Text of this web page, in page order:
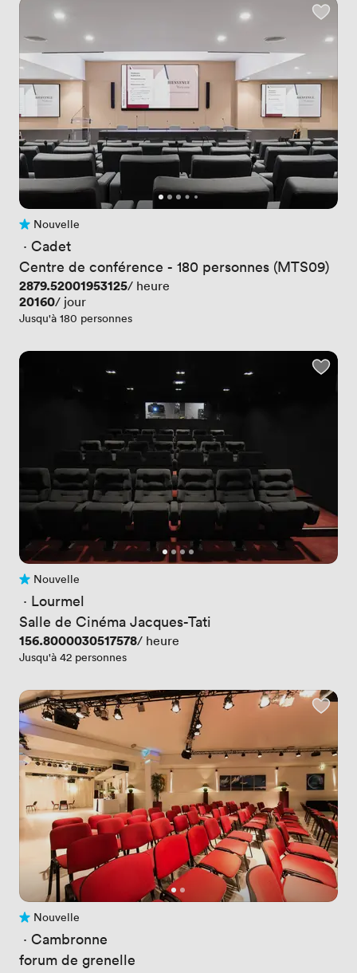
Pas encore d'avis
Nouvelle
· Cadet
Centre de conférence - 180 personnes (MTS09)
Prix
2879.52001953125/ heure
Prix
20160/ jour
Jusqu'à 180 personnes
Pas encore d'avis
Nouvelle
· Lourmel
Salle de Cinéma Jacques-Tati
Prix
156.8000030517578/ heure
Jusqu'à 42 personnes
Pas encore d'avis
Nouvelle
· Cambronne
forum de grenelle